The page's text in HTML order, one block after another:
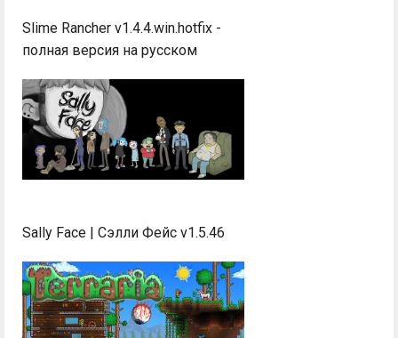
Slime Rancher v1.4.4.win.hotfix -
полная версия на русском
Sally Face | Сэлли Фейс v1.5.46